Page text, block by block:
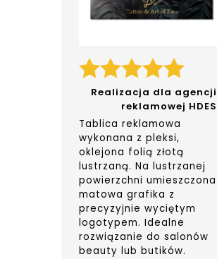
Realizacja dla agencji
reklamowej HDES
Tablica reklamowa
wykonana z pleksi,
oklejona folią złotą
lustrzaną. Na lustrzanej
powierzchni umieszczona
matowa grafika z
precyzyjnie wyciętym
logotypem. Idealne
rozwiązanie do salonów
beauty lub butików.